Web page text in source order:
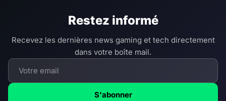
Restez informé
Recevez les dernières news gaming et tech directement
dans votre boîte mail.
S'abonner